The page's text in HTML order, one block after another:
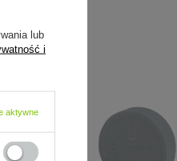
lub
i
aktywne